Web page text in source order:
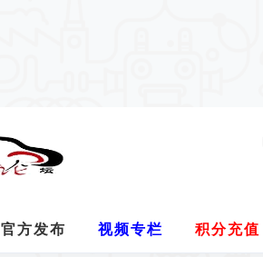
官方发布 视频专栏 积分充值